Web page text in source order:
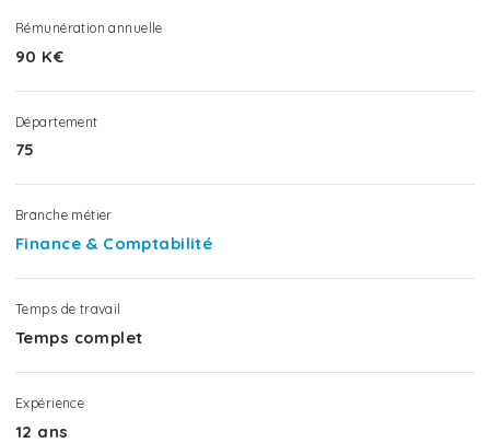
Rémunération annuelle
90 K€
Département
75
Branche métier
Finance & Comptabilité
Temps de travail
Temps complet
Expérience
12 ans